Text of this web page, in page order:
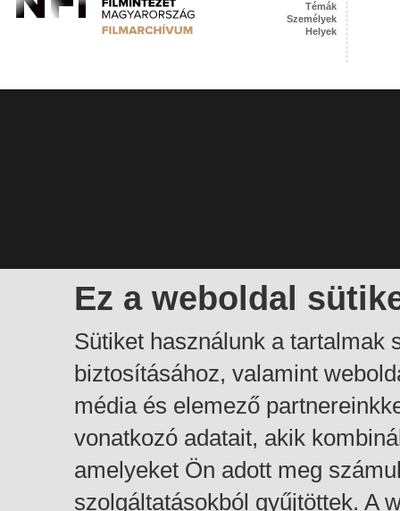
Ez a weboldal
Sütiket használunk a tartalmak
biztosításához, valamint
média és elemező
vonatkozó adatait, akik
amelyeket Ön adott meg
szolgáltatásokból gyűjtöttek. A
Témák
Személyek
Helyek